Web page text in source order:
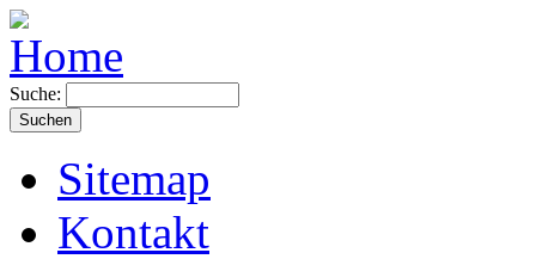
Suche:
Sitemap
Kontakt